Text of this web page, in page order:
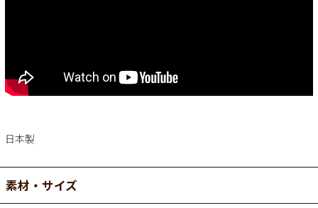
日本製
素材・サイズ